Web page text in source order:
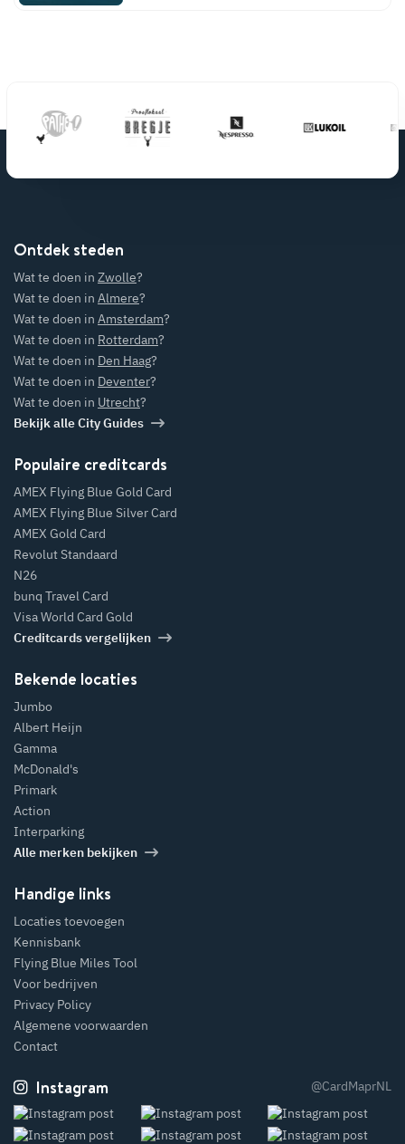
Ontdek steden
Wat te doen in Zwolle?
Wat te doen in Almere?
Wat te doen in Amsterdam?
Wat te doen in Rotterdam?
Wat te doen in Den Haag?
Wat te doen in Deventer?
Wat te doen in Utrecht?
Bekijk alle City Guides
Populaire creditcards
AMEX Flying Blue Gold Card
AMEX Flying Blue Silver Card
AMEX Gold Card
Revolut Standaard
N26
bunq Travel Card
Visa World Card Gold
Creditcards vergelijken
Bekende locaties
Jumbo
Albert Heijn
Gamma
McDonald's
Primark
Action
Interparking
Alle merken bekijken
Handige links
Locaties toevoegen
Kennisbank
Flying Blue Miles Tool
Voor bedrijven
Privacy Policy
Algemene voorwaarden
Contact
Instagram @CardMaprNL